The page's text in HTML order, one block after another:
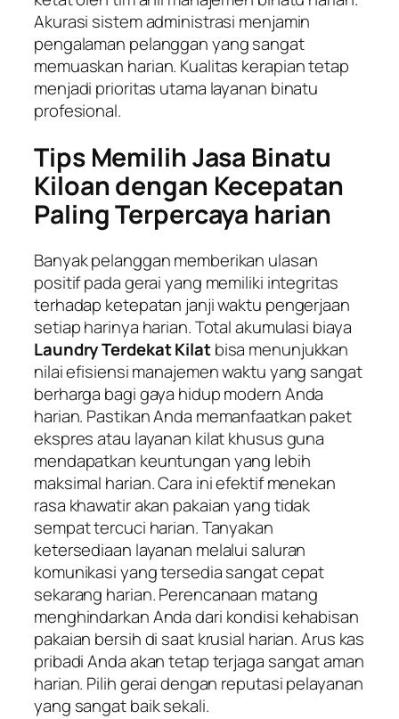
Akurasi sistem administrasi menjamin
pengalaman pelanggan yang sangat
memuaskan harian. Kualitas kerapian tetap
menjadi prioritas utama layanan binatu
profesional.
Tips Memilih Jasa Binatu
Kiloan dengan Kecepatan
Paling Terpercaya harian
Banyak pelanggan memberikan ulasan
positif pada gerai yang memiliki integritas
terhadap ketepatan janji waktu pengerjaan
setiap harinya harian. Total akumulasi biaya
Laundry Terdekat Kilatbisa menunjukkan
nilai efisiensi manajemen waktu yang sangat
berharga bagi gaya hidup modern Anda
harian. Pastikan Anda memanfaatkan paket
ekspres atau layanan kilat khusus guna
mendapatkan keuntungan yang lebih
maksimal harian. Cara ini efektif menekan
rasa khawatir akan pakaian yang tidak
sempat tercuci harian. Tanyakan
ketersediaan layanan melalui saluran
komunikasi yang tersedia sangat cepat
sekarang harian. Perencanaan matang
menghindarkan Anda dari kondisi kehabisan
pakaian bersih di saat krusial harian. Arus kas
pribadi Anda akan tetap terjaga sangat aman
harian. Pilih gerai dengan reputasi pelayanan
yang sangat baik sekali.